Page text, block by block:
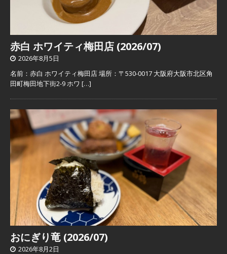
赤白 ホワイティ梅田店 (2026/07)
2026年8月5日
名前：赤白 ホワイティ梅田店 場所：〒530-0017 大阪府大阪市北区角
田町梅田地下街2-9 ホワ […]
おにぎり竜 (2026/07)
2026年8月2日